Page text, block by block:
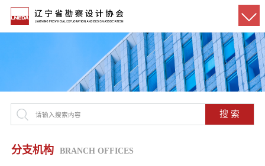
搜 索
分支机构 BRANCH OFFICES